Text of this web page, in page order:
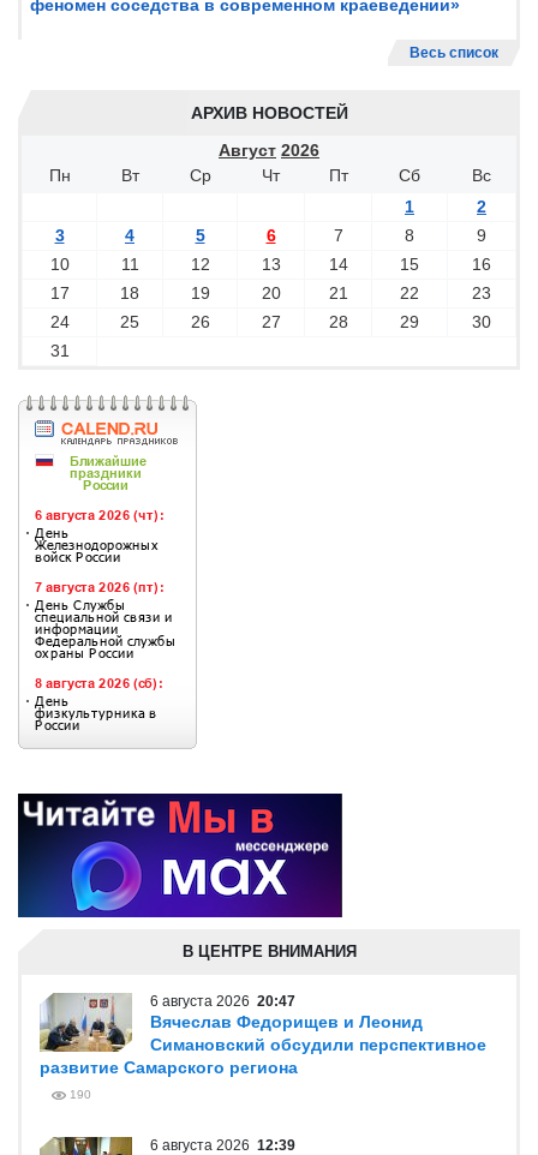
феномен соседства в современном краеведении»
Весь список
АРХИВ НОВОСТЕЙ
Август 2026
Пн
Вт Ср Чт Пт Сб
Вс
1
2
3
4 5 6 7 8
9
10
11 12 13 14 15
16
17
18 19 20 21 22
23
24
25 26 27 28 29
30
31
В ЦЕНТРЕ ВНИМАНИЯ
6 августа 2026 20:47
Вячеслав Федорищев и Леонид
Симановский обсудили перспективное
развитие Самарского региона
190
6 августа 2026 12:39